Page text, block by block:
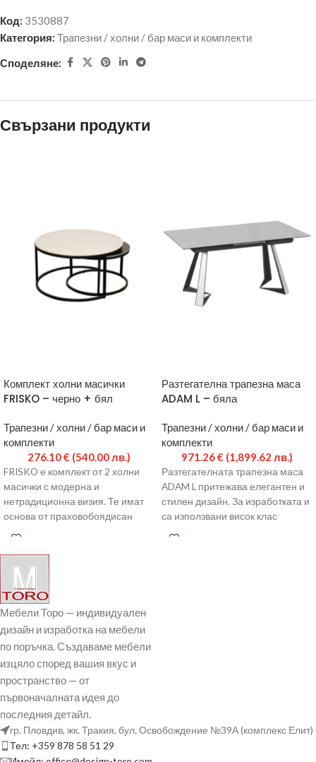
Код: 3530887
Категория: Трапезни / холни / бар маси и комплекти
Споделяне:
Свързани продукти
Комплект холни масички
FRISKO – черно + бял
Трапезни / холни / бар маси и
комплекти
276.10€ (540.00 лв.)
FRISKO е комплект от 2 холни
масички с модерна и
нетрадиционна визия. Те имат
основа от праховобоядисан
метал и 10
Разтегателна трапезна маса
ADAM L – бяла
Трапезни / холни / бар маси и
комплекти
971.26€ (1,899.62 лв.)
Разтегателната трапезна маса
ADAM L притежава елегантен и
стилен дизайн. За изработката и
са използвани висок клас
материали – керамика,
Мебели Торо — индивидуален
дизайн и изработка на мебели
по поръчка. Създаваме мебели
изцяло според вашия вкус и
пространство — от
първоначалната идея до
последния детайл.
гр. Пловдив, жк. Тракия, бул. Освобождение №39А (комплекс Елит)
Тел: +359 878 58 51 29